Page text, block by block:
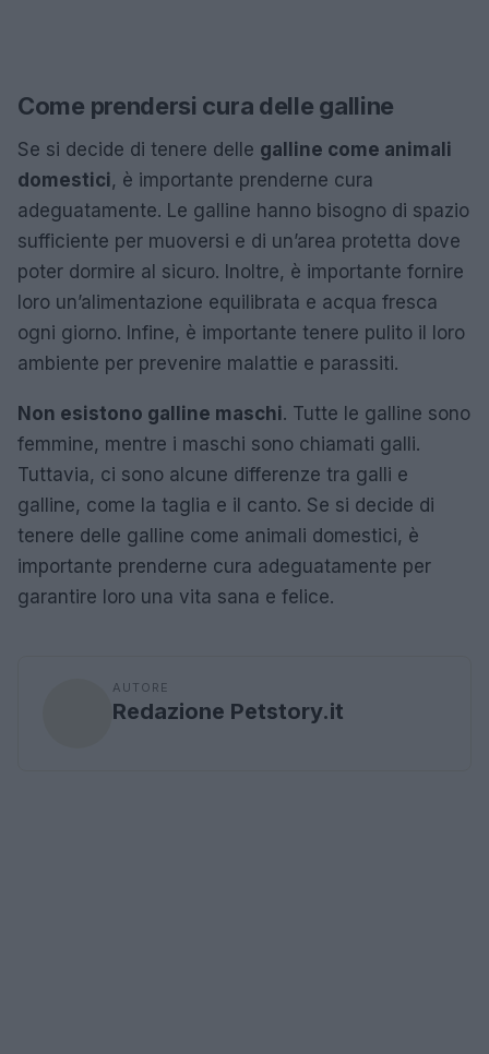
Come prendersi cura delle galline
Se si decide di tenere delle galline come animali
domestici, è importante prenderne cura
adeguatamente. Le galline hanno bisogno di spazio
sufficiente per muoversi e di un’area protetta dove
poter dormire al sicuro. Inoltre, è importante fornire
loro un’alimentazione equilibrata e acqua fresca
ogni giorno. Infine, è importante tenere pulito il loro
ambiente per prevenire malattie e parassiti.
Non esistono galline maschi. Tutte le galline sono
femmine, mentre i maschi sono chiamati galli.
Tuttavia, ci sono alcune differenze tra galli e
galline, come la taglia e il canto. Se si decide di
tenere delle galline come animali domestici, è
importante prenderne cura adeguatamente per
garantire loro una vita sana e felice.
AUTORE
Redazione Petstory.it